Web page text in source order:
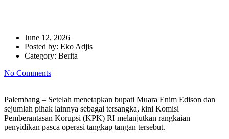
June 12, 2026
Posted by: Eko Adjis
Category: Berita
No Comments
Palembang – Setelah menetapkan bupati Muara Enim Edison dan
sejumlah pihak lainnya sebagai tersangka, kini Komisi
Pemberantasan Korupsi (KPK) RI melanjutkan rangkaian
penyidikan pasca operasi tangkap tangan tersebut.